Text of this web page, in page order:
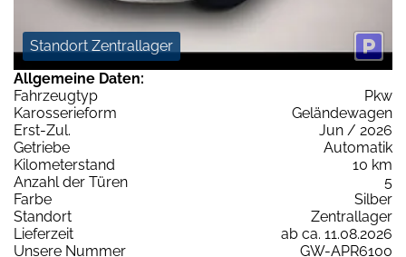
Standort Zentrallager
Allgemeine Daten:
Fahrzeugtyp
Pkw
Karosserieform
Geländewagen
Erst-Zul.
Jun / 2026
Getriebe
Automatik
Kilometerstand
10 km
Anzahl der Türen
5
Farbe
Silber
Standort
Zentrallager
Lieferzeit
ab ca. 11.08.2026
Unsere Nummer
GW-APR6100